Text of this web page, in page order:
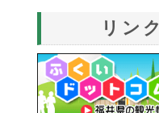
リンク